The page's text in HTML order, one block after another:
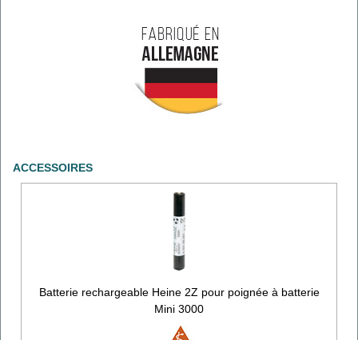
ACCESSOIRES
Batterie rechargeable Heine 2Z pour poignée à batterie
Mini 3000